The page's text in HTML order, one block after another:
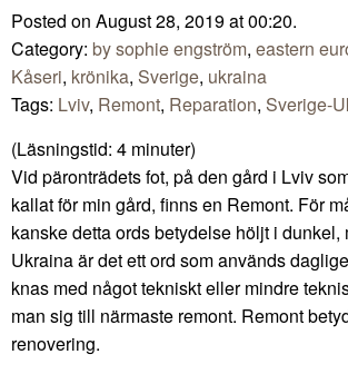
Posted on August 28, 2019 at 00:20.
Category: by sophie engström, eastern
Kåseri, krönika, Sverige, ukraina
Tags: Lviv, Remont, Reparation, Sverige-
(Läsningstid: 4 minuter)
Vid päronträdets fot, på den gård i Lviv
kallat för min gård, finns en Remont. För
kanske detta ords betydelse höljt i dunkel,
Ukraina är det ett ord som används
knas med något tekniskt eller mindre
man sig till närmaste remont. Remont
renovering.